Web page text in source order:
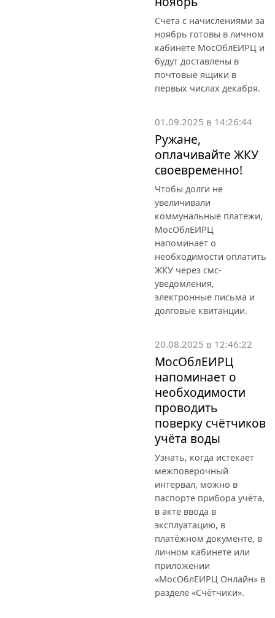
Счета с начислениями за
ноябрь готовы в личном
кабинете МосОблЕИРЦ и
будут доставлены в
почтовые ящики в
первых числах декабря.
01.09.2025 в 14:26:44
Ружане,
оплачивайте ЖКУ
своевременно!
Чтобы долги не
увеличивали
коммунальные платежи,
МосОблЕИРЦ
напоминает о
необходимости оплатить
ЖКУ через смс-
уведомления,
электронные письма и
долговые квитанции.
20.08.2025 в 12:46:22
МосОблЕИРЦ
напоминает о
необходимости
проводить
поверку счётчиков
учёта воды
Узнать, когда истекает
межповерочный
интервал, можно в
паспорте прибора учёта,
в акте ввода в
эксплуатацию, в
платёжном документе, в
личном кабинете или
приложении
«МосОблЕИРЦ Онлайн» в
разделе «Счётчики».